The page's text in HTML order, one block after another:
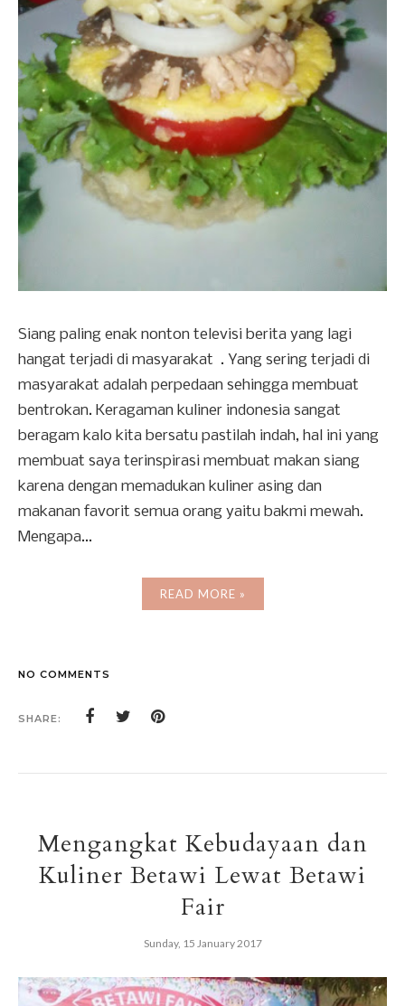
Siang paling enak nonton televisi berita yang lagi
hangat terjadi di masyarakat . Yang sering terjadi di
masyarakat adalah perpedaan sehingga membuat
bentrokan. Keragaman kuliner indonesia sangat
beragam kalo kita bersatu pastilah indah, hal ini yang
membuat saya terinspirasi membuat makan siang
karena dengan memadukan kuliner asing dan
makanan favorit semua orang yaitu bakmi mewah.
Mengapa...
READ MORE »
NO COMMENTS
SHARE:
Mengangkat Kebudayaan dan
Kuliner Betawi Lewat Betawi
Fair
Sunday, 15 January 2017